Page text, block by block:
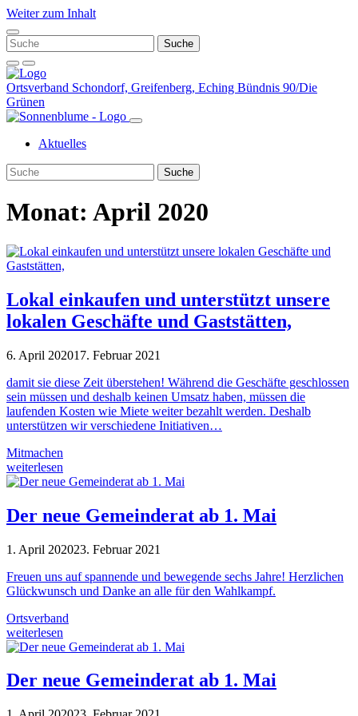
Weiter zum Inhalt
Ortsverband Schondorf, Greifenberg, Eching Bündnis 90/Die
Grünen
Aktuelles
Monat: April 2020
Lokal einkaufen und unterstützt unsere
lokalen Geschäfte und Gaststätten,
6. April 202017. Februar 2021
damit sie diese Zeit überstehen! Während die Geschäfte geschlossen
sein müssen und deshalb keinen Umsatz haben, müssen die
laufenden Kosten wie Miete weiter bezahlt werden. Deshalb
unterstützen wir verschiedene Initiativen…
Mitmachen
weiterlesen
Der neue Gemeinderat ab 1. Mai
1. April 202023. Februar 2021
Freuen uns auf spannende und bewegende sechs Jahre! Herzlichen
Glückwunsch und Danke an alle für den Wahlkampf.
Ortsverband
weiterlesen
Der neue Gemeinderat ab 1. Mai